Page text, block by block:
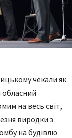
чекали як
обласний
на весь світ,
виродки з
на будівлю